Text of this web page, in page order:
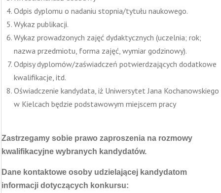
Odpis dyplomu o nadaniu stopnia/tytułu naukowego.
Wykaz publikacji.
Wykaz prowadzonych zajęć dydaktycznych (uczelnia; rok;
nazwa przedmiotu, forma zajęć, wymiar godzinowy).
Odpisy dyplomów/zaświadczeń potwierdzających dodatkowe
kwalifikacje, itd.
Oświadczenie kandydata, iż Uniwersytet Jana Kochanowskiego
w Kielcach będzie podstawowym miejscem pracy
Zastrzegamy sobie prawo zaproszenia na rozmowy
kwalifikacyjne wybranych kandydatów.
Dane kontaktowe osoby udzielającej kandydatom
informacji dotyczących konkursu: